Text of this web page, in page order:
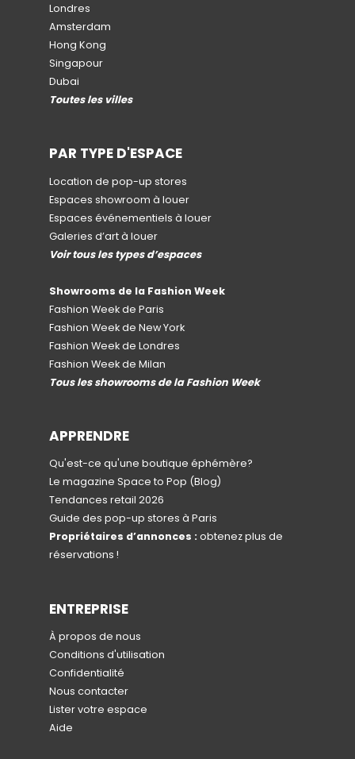
Londres
Amsterdam
Hong Kong
Singapour
Dubai
Toutes les villes
PAR TYPE D'ESPACE
Location de pop-up stores
Espaces showroom à louer
Espaces événementiels à louer
Galeries d’art à louer
Voir tous les types d’espaces
Showrooms de la Fashion Week
Fashion Week de Paris
Fashion Week de New York
Fashion Week de Londres
Fashion Week de Milan
Tous les showrooms de la Fashion Week
APPRENDRE
Qu'est-ce qu'une boutique éphémère?
Le magazine Space to Pop (Blog)
Tendances retail 2026
Guide des pop-up stores à Paris
Propriétaires d’annonces : obtenez plus de
réservations !
ENTREPRISE
À propos de nous
Conditions d'utilisation
Confidentialité
Nous contacter
Lister votre espace
Aide